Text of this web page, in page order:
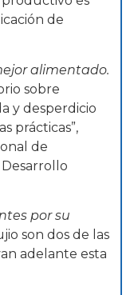
de
alimentado.
sobre
y desperdicio
prácticas”,
de
por su
son dos de las
adelante esta